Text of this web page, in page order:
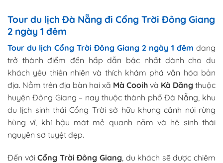
Tour du lịch Đà Nẵng đi Cổng Trời Đông Giang
2 ngày 1 đêm
Tour du lịch Cổng Trời Đông Giang 2 ngày 1 đêm đang
trở thành điểm đến hấp dẫn bậc nhất dành cho du
khách yêu thiên nhiên và thích khám phá văn hóa bản
địa. Nằm trên địa bàn hai xã Mà Cooih và Kà Dăng thuộc
huyện Đông Giang – nay thuộc thành phố Đà Nẵng, khu
du lịch sinh thái Cổng Trời sở hữu khung cảnh núi rừng
hùng vĩ, khí hậu mát mẻ quanh năm và hệ sinh thái
nguyên sơ tuyệt đẹp.
Đến vớiCổng Trời Đông Giang, du khách sẽ được chiêm